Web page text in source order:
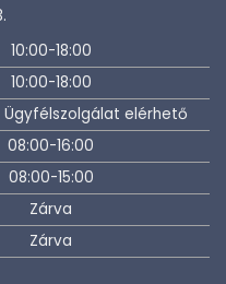
10:00-18:00
10:00-18:00
elérhető
08:00-16:00
08:00-15:00
Zárva
Zárva